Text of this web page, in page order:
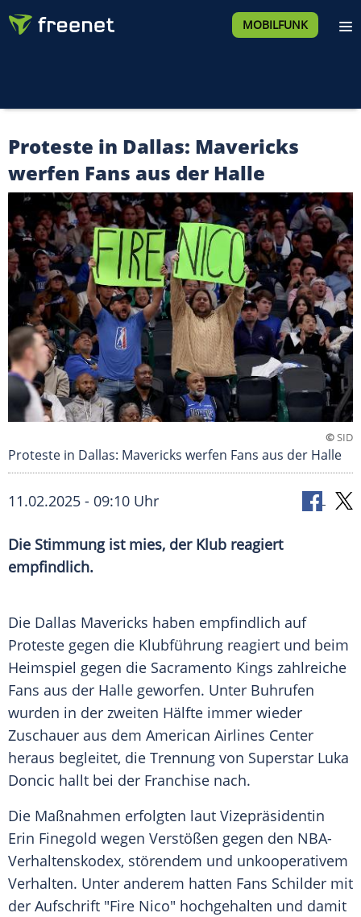
MOBILFUNK
Proteste in Dallas: Mavericks
werfen Fans aus der Halle
©SID
Proteste in Dallas: Mavericks werfen Fans aus der Halle
11.02.2025 - 09:10 Uhr
Die Stimmung ist mies, der Klub reagiert
empfindlich.
Die Dallas Mavericks haben empfindlich auf
Proteste gegen die Klubführung reagiert und beim
Heimspiel gegen die Sacramento Kings zahlreiche
Fans aus der Halle geworfen. Unter Buhrufen
wurden in der zweiten Hälfte immer wieder
Zuschauer aus dem American Airlines Center
heraus begleitet, die Trennung von Superstar Luka
Doncic hallt bei der Franchise nach.
Die Maßnahmen erfolgten laut Vizepräsidentin
Erin Finegold wegen Verstößen gegen den NBA-
Verhaltenskodex, störendem und unkooperativem
Verhalten. Unter anderem hatten Fans Schilder mit
der Aufschrift "Fire Nico" hochgehalten und damit